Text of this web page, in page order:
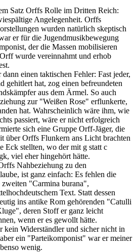
Satz Orffs Rolle im Dritten Reich:
Angelegenheit. Orffs
wurden natürlich skeptisch
er für die Jugendmusikbewegung
der die Massen mobilisieren
wurde vereinnahmt und erhob
einen taktischen Fehler: Fast jeder,
gehitlert hat, zog einen befreundeten
aus dem Ärmel. So auch
zur "Weißen Rose" erflunkerte,
hat. Wahrscheinlich wäre ihm, wie
passiert, wäre er nicht erfolgreich
sich eine Gruppe Orff-Jäger, die
über Orffs Flunkern ans Licht brachten
Eck stellten, wo der mit g statt c
viel eher hingehört hätte.
Nahbeziehung zu den
ist ganz einfach: Es fehlen die
"Carmina burana",
Text. Statt dessen
ins antike Rom gehörenden "Catulli
deren Stoff er ganz leicht
wenn er es gewollt hätte.
Widerständler und sicher nicht in
ein "Parteikomponist" war er meiner
wenig.